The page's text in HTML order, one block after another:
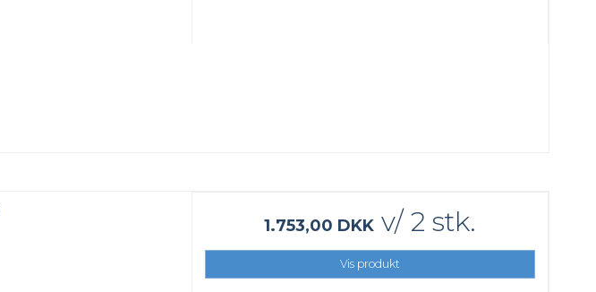
1.753,00 DKKv/ 2 stk.
Vis produkt